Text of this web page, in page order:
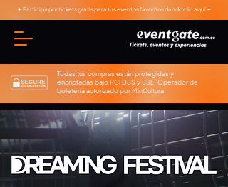
✦ Participa por tickets gratis para tus eventos favoritos dando clic aquí ✦
Todas tus compras están protegidas y
encriptadas bajo PCI DSS y SSL. Operador de
boletería autorizado por MinCultura.